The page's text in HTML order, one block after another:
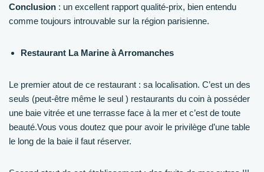
Conclusion : un excellent rapport qualité-prix, bien entendu
comme toujours introuvable sur la région parisienne.
Restaurant La Marine à Arromanches
Le premier atout de ce restaurant : sa localisation. C’est un des
seuls (peut-être même le seul ) restaurants du coin à posséder
une baie vitrée et une terrasse face à la mer et c’est de toute
beauté.Vous vous doutez que pour avoir le privilège d’une table
le long de la baie il faut réserver.